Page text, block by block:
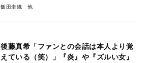
ーダー飯田圭織の葛藤・前編
飯田圭織
後藤真希「ファンとの会話は本人より覚
えている（笑）」『炎』や『ズルい女』